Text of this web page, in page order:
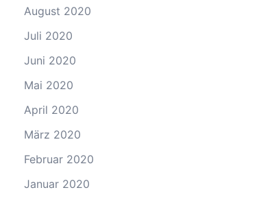
August 2020
Juli 2020
Juni 2020
Mai 2020
April 2020
März 2020
Februar 2020
Januar 2020